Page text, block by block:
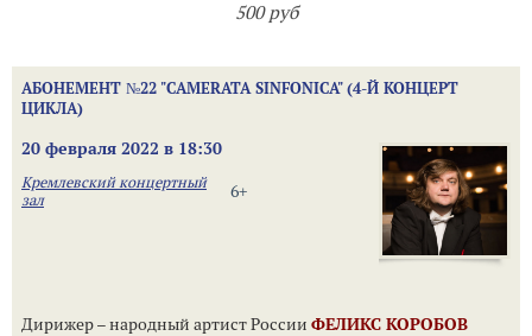
500 руб
АБОНЕМЕНТ №22 "CAMERATA SINFONICA" (4-Й КОНЦЕРТ
ЦИКЛА)
20 февраля 2022 в 18:30
6+
Кремлевский концертный
зал
Дирижер – народный артист России ФЕЛИКС КОРОБОВ